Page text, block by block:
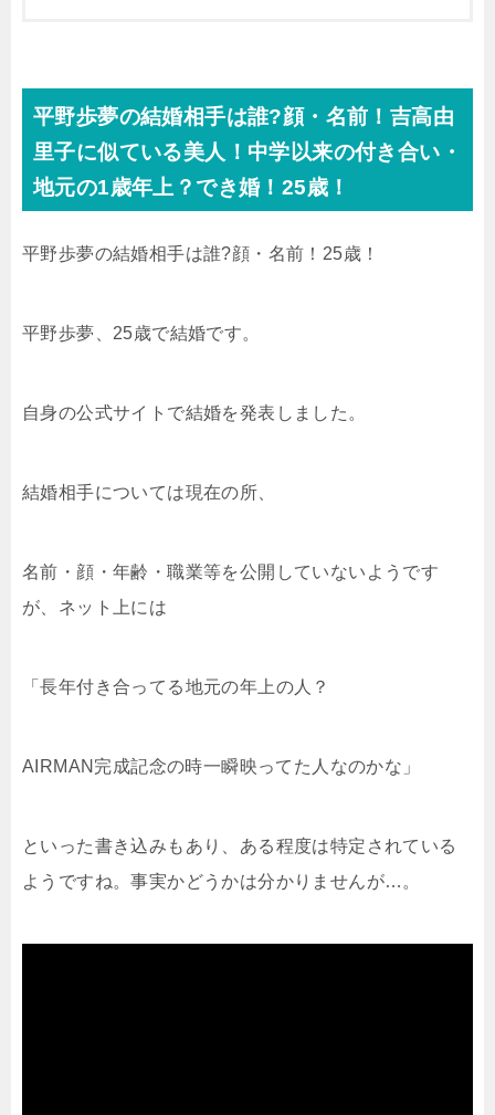
平野歩夢の結婚相手は誰?顔・名前！吉高由
里子に似ている美人！中学以来の付き合い・
地元の1歳年上？でき婚！25歳！
平野歩夢の結婚相手は誰?顔・名前！25歳！
平野歩夢、25歳で結婚です。
自身の公式サイトで結婚を発表しました。
結婚相手については現在の所、
名前・顔・年齢・職業等を公開していないようです
が、ネット上には
「長年付き合ってる地元の年上の人？
AIRMAN完成記念の時一瞬映ってた人なのかな」
といった書き込みもあり、ある程度は特定されている
ようですね。事実かどうかは分かりませんが…。